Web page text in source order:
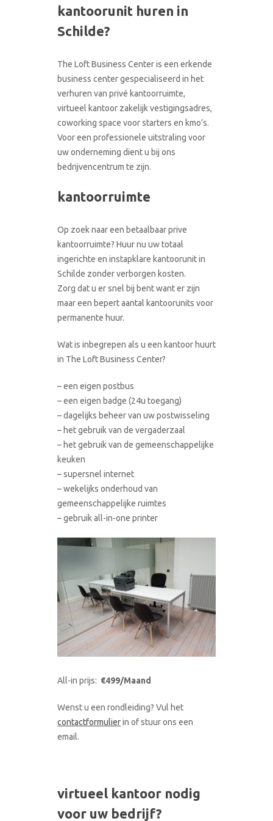
CONTACT
kantoorunit huren in
Schilde?
The Loft Business Center is een erkende
business center gespecialiseerd in het
verhuren van privé kantoorruimte,
virtueel kantoor zakelijk vestigingsadres,
coworking space voor starters en kmo’s.
Voor een professionele uitstraling voor
uw onderneming dient u bij ons
bedrijvencentrum te zijn.
kantoorruimte
Op zoek naar een betaalbaar prive
kantoorruimte? Huur nu uw totaal
ingerichte en instapklare kantoorunit in
Schilde zonder verborgen kosten.
Zorg dat u er snel bij bent want er zijn
maar een bepert aantal kantoorunits voor
permanente huur.
Wat is inbegrepen als u een kantoor huurt
in The Loft Business Center?
– een eigen postbus
– een eigen badge (24u toegang)
– dagelijks beheer van uw postwisseling
– het gebruik van de vergaderzaal
– het gebruik van de gemeenschappelijke
keuken
– supersnel internet
– wekelijks onderhoud van
gemeenschappelijke ruimtes
– gebruik all-in-one printer
All-in prijs: €499/Maand
Wenst u een rondleiding? Vul het
contactformulierin of stuur ons een
email.
virtueel kantoor nodig
voor uw bedrijf?